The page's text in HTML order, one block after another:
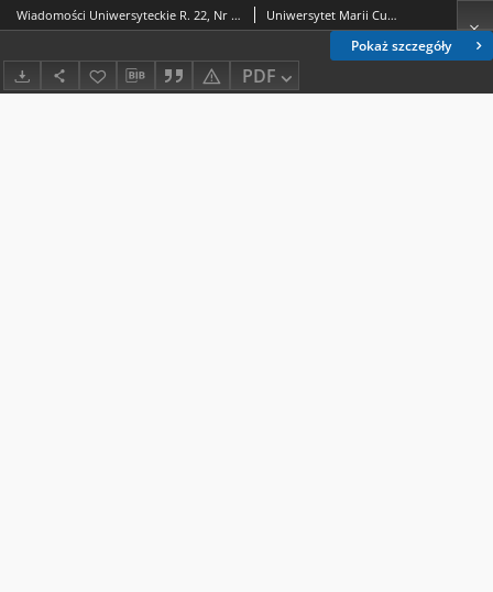
Pokaż szczegóły
PDF
Wiadomości Uniwersyteckie R. 22, Nr 10 (grudz. 2012) Uniwersytet Marii Curie-Skłodowskiej (Lublin).